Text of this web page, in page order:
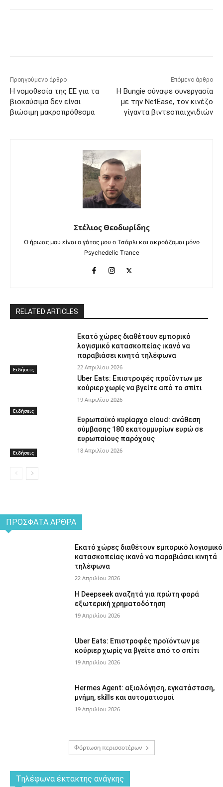
Προηγούμενο άρθρο
Η νομοθεσία της ΕΕ για τα
βιοκαύσιμα δεν είναι
βιώσιμη μακροπρόθεσμα
Επόμενο άρθρο
Η Bungie σύναψε συνεργασία
με την NetEase, τον κινέζο
γίγαντα βιντεοπαιχνιδιών
Στέλιος Θεοδωρίδης
Ο ήρωας μου είναι ο γάτος μου ο Τσάρλι και ακροάζομαι μόνο
Psychedelic Trance
RELATED ARTICLES
Ειδήσεις
Εκατό χώρες διαθέτουν εμπορικό
λογισμικό κατασκοπείας ικανό να
παραβιάσει κινητά τηλέφωνα
22 Απριλίου 2026
Ειδήσεις
Uber Eats: Επιστροφές προϊόντων με
κούριερ χωρίς να βγείτε από το σπίτι
19 Απριλίου 2026
Ειδήσεις
Ευρωπαϊκό κυρίαρχο cloud: ανάθεση
σύμβασης 180 εκατομμυρίων ευρώ σε
ευρωπαίους παρόχους
18 Απριλίου 2026
ΠΡΌΣΦΑΤΑ ΆΡΘΡΑ
Εκατό χώρες διαθέτουν εμπορικό λογισμικό
κατασκοπείας ικανό να παραβιάσει κινητά
τηλέφωνα
22 Απριλίου 2026
Η Deepseek αναζητά για πρώτη φορά
εξωτερική χρηματοδότηση
19 Απριλίου 2026
Uber Eats: Επιστροφές προϊόντων με
κούριερ χωρίς να βγείτε από το σπίτι
19 Απριλίου 2026
Hermes Agent: αξιολόγηση, εγκατάσταση,
μνήμη, skills και αυτοματισμοί
19 Απριλίου 2026
Φόρτωση περισσοτέρων
Tηλέφωνα έκτακτης ανάγκης